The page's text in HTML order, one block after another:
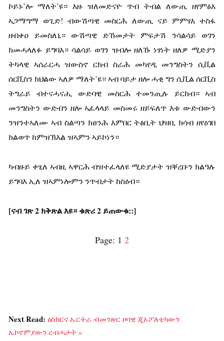
ኮይኑ’ሎ ማለት’ዩ። እዙ ዝለመድናዮ ጥብ ትብል ለውጢ ዘየምፅእ
ኣጋማግማ ወጊድ! ብውሽጣዊ መስርሕ ለውጢ ናይ ምምፃእ ተስፋ
ዘብቀዐ ይመስለኒ። ውሽጣዊ ድኸመታት ምፍታሽ ንሳልሳይ ወገን
ክመሓላለፉ ይግባእ። ሳልሳይ ወገን ዝብሎ ዘለኹ ነፃነት ዘለዎ ሚድያን
ትካላዊ ኣሰራርሓ ዝውስኖ ርክብ ስራሕ መካየዲ መንግስትን ሲቪል
ሰርቪስን ክህልው ኣለዎ ማለት’ዩ። ኣብ ባይታ ዘሎ ሓቂ ግን ሲቪል ሰርቪስ
ትግራይ ብተናሓናሒ ውድባዊ መስርሕ ተመንጢሉ ይርከብ። ኣብ
መንግስትን ውድብን ዘሎ ኣፈላላይ መስመሩ ዘይፍለጥ እቱ ውድብውን
ንዝንተኣለሙ ኣብ ስልጣን ክፀንሕ እምበር ትፅቢት ህዝቢ ክሳብ ዘየዕገበ
ክልወጥ ከምዝኽእል ዝኣምን ኣይኮነን።
ካብዙይ ቀፂለ ኣብዚ ኣዋርሕ ብዝተፈላለዩ ሚድያታት ዝቐረቡን ክልዓሉ
ይግባእ ኢለ ዝኣምነሎምን ንጥብታት ከስዕብ።
[ናብ ገጽ 2 ክቅጽል እዩ። ቁጽሪ 2 ይጠውቁ::]
Page: 1 2
Next Read: ዕስክርና ኤርትራ ብመንጽር ዞባዊ ጂኦፖለቲካውን
ኤኮኖምያውን ረብሓታት »